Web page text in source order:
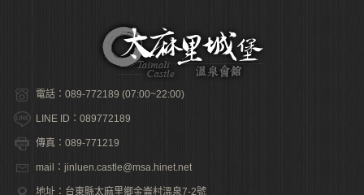
電話：089-772189 (07:00~22:00)
LINE ID：089772189
傳真：089-771219
mail：jinluen.castle@msa.hinet.net
地址：台東縣太麻里鄉金崙村溫泉7-2號